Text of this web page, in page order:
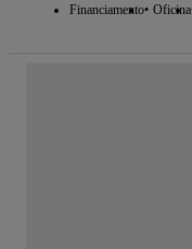
Financiamento Oficina